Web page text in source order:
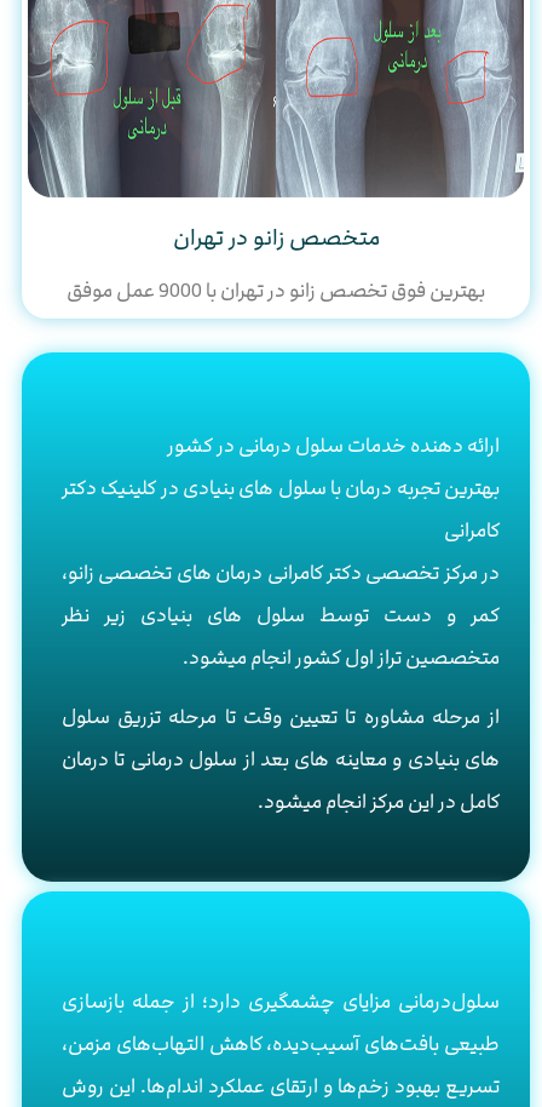
متخصص زانو در تهران
بهترین فوق تخصص زانو در تهران با 9000 عمل موفق
ارائه دهنده خدمات سلول درمانی در کشور
بهترین تجربه درمان با سلول های بنیادی در کلینیک دکتر
کامرانی
در مرکز تخصصی دکتر کامرانی درمان های تخصصی زانو،
کمر و دست توسط سلول های بنیادی زیر نظر
متخصصین تراز اول کشور انجام میشود.
از مرحله مشاوره تا تعیین وقت تا مرحله تزریق سلول
های بنیادی و معاینه های بعد از سلول درمانی تا درمان
کامل در این مرکز انجام میشود.
سلول‌درمانی مزایای چشمگیری دارد؛ از جمله بازسازی
طبیعی بافت‌های آسیب‌دیده، کاهش التهاب‌های مزمن،
تسریع بهبود زخم‌ها و ارتقای عملکرد اندام‌ها. این روش